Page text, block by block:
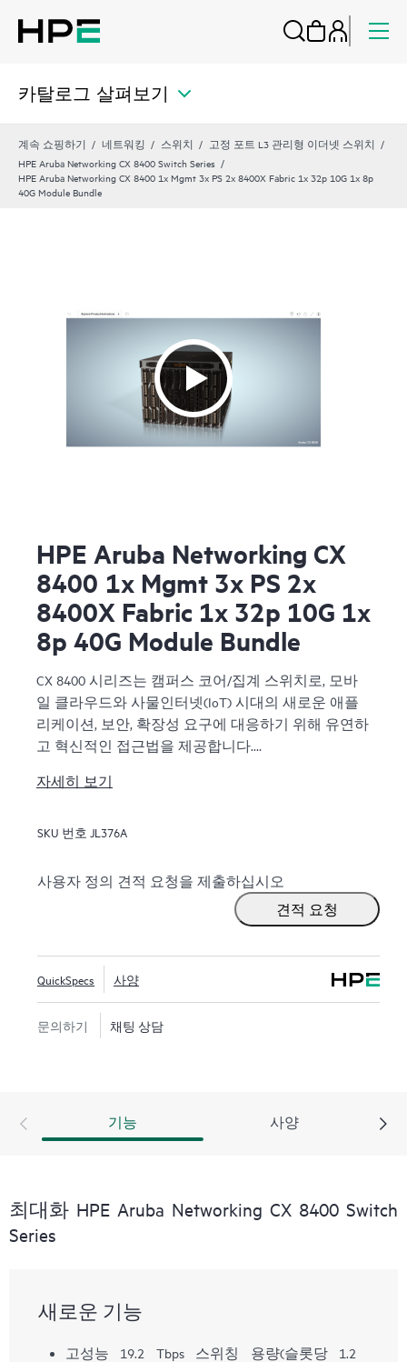
카탈로그 살펴보기
계속 쇼핑하기 네트워킹 스위치
고정 포트 L3 관리형 이더넷 스위치
HPE Aruba Networking CX 8400 Switch Series
HPE Aruba Networking CX 8400 1x Mgmt 3x PS 2x 8400X Fabric 1x 32p 10G 1x 8p
40G Module Bundle
HPE Aruba Networking CX
8400 1x Mgmt 3x PS 2x
8400X Fabric 1x 32p 10G 1x
8p 40G Module Bundle
CX 8400 시리즈는 캠퍼스 코어/집계 스위치로, 모바
일 클라우드와 사물인터넷(IoT) 시대의 새로운 애플
리케이션, 보안, 확장성 요구에 대응하기 위해 유연하
고 혁신적인 접근법을 제공합니다.
CX 8400 시리즈는 코어/집계 또는 리프/스파인 토폴
자세히 보기
SKU 번호 JL376A
사용자 정의 견적 요청을 제출하십시오
견적 요청
QuickSpecs 사양
문의하기 채팅 상담
기능 사양
최대화 HPE Aruba Networking CX 8400 Switch
Series
새로운 기능
고성능 19.2 Tbps 스위칭 용량(슬롯당 1.2